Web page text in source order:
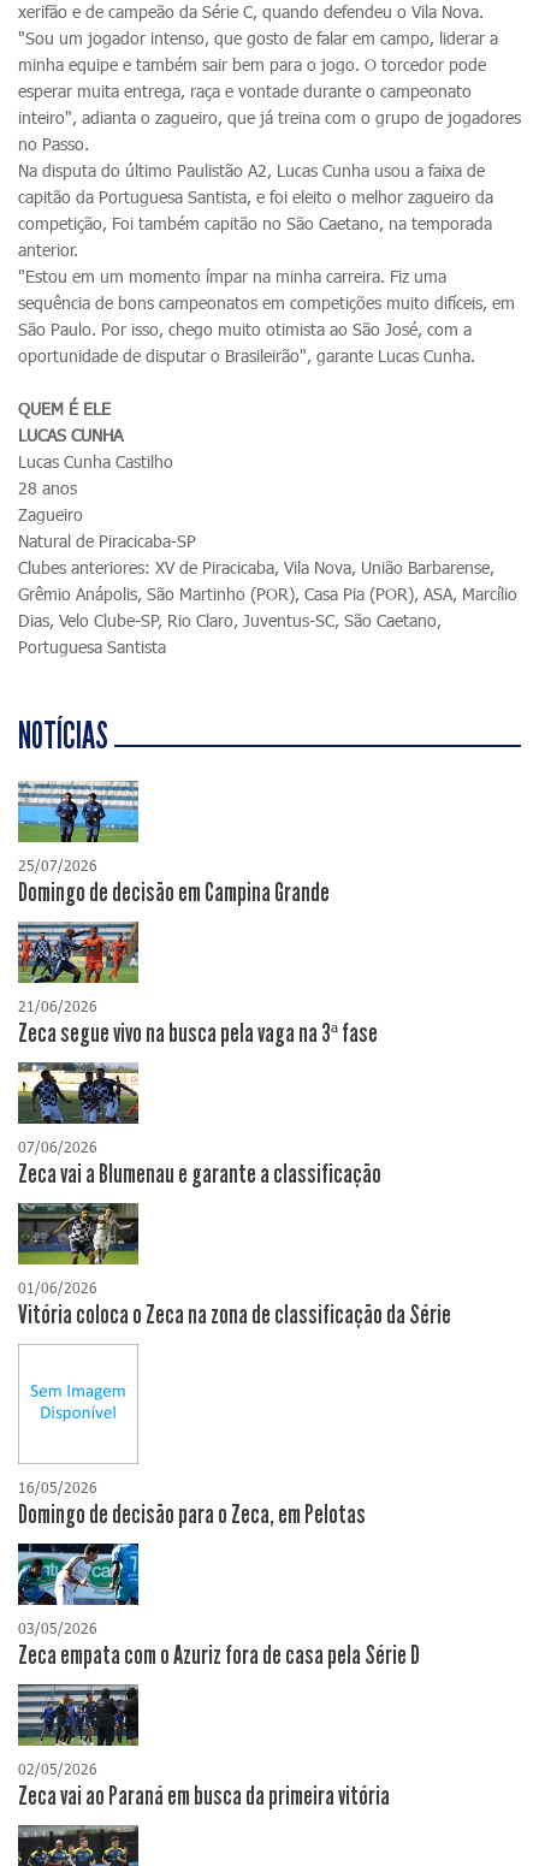
xerifão e de campeão da Série C, quando defendeu o Vila Nova.
"Sou um jogador intenso, que gosto de falar em campo, liderar a
minha equipe e também sair bem para o jogo. O torcedor pode
esperar muita entrega, raça e vontade durante o campeonato
inteiro", adianta o zagueiro, que já treina com o grupo de jogadores
no Passo.
Na disputa do último Paulistão A2, Lucas Cunha usou a faixa de
capitão da Portuguesa Santista, e foi eleito o melhor zagueiro da
competição, Foi também capitão no São Caetano, na temporada
anterior.
"Estou em um momento ímpar na minha carreira. Fiz uma
sequência de bons campeonatos em competições muito difíceis, em
São Paulo. Por isso, chego muito otimista ao São José, com a
oportunidade de disputar o Brasileirão", garante Lucas Cunha.
QUEM É ELE
LUCAS CUNHA
Lucas Cunha Castilho
28 anos
Zagueiro
Natural de Piracicaba-SP
Clubes anteriores: XV de Piracicaba, Vila Nova, União Barbarense,
Grêmio Anápolis, São Martinho (POR), Casa Pia (POR), ASA, Marcílio
Dias, Velo Clube-SP, Rio Claro, Juventus-SC, São Caetano,
Portuguesa Santista
NOTÍCIAS
25/07/2026
Domingo de decisão em Campina Grande
21/06/2026
Zeca segue vivo na busca pela vaga na 3ª fase
07/06/2026
Zeca vai a Blumenau e garante a classificação
01/06/2026
Vitória coloca o Zeca na zona de classificação da Série
16/05/2026
Domingo de decisão para o Zeca, em Pelotas
03/05/2026
Zeca empata com o Azuriz fora de casa pela Série D
02/05/2026
Zeca vai ao Paraná em busca da primeira vitória